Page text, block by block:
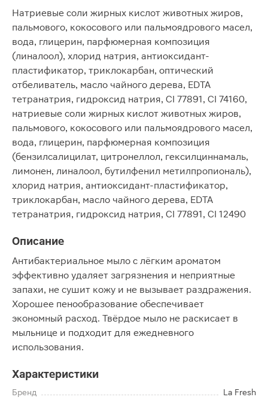
Натриевые соли жирных кислот животных жиров,
пальмового, кокосового или пальмоядрового масел,
вода, глицерин, парфюмерная композиция
(линалоол), хлорид натрия, антиоксидант-
пластификатор, триклокарбан, оптический
отбеливатель, масло чайного дерева, EDTA
тетранатрия, гидроксид натрия, CI 77891, CI 74160,
натриевые соли жирных кислот животных жиров,
пальмового, кокосового или пальмоядрового масел,
вода, глицерин, парфюмерная композиция
(бензилсалицилат, цитронеллол, гексилциннамаль,
лимонен, линалоол, бутилфенил метилпропиональ),
хлорид натрия, антиоксидант-пластификатор,
триклокарбан, масло чайного дерева, EDTA
тетранатрия, гидроксид натрия, CI 77891, CI 12490
Описание
Антибактериальное мыло с лёгким ароматом
эффективно удаляет загрязнения и неприятные
запахи, не сушит кожу и не вызывает раздражения.
Хорошее пенообразование обеспечивает
экономный расход. Твёрдое мыло не раскисает в
мыльнице и подходит для ежедневного
использования.
Характеристики
Бренд
La Fresh